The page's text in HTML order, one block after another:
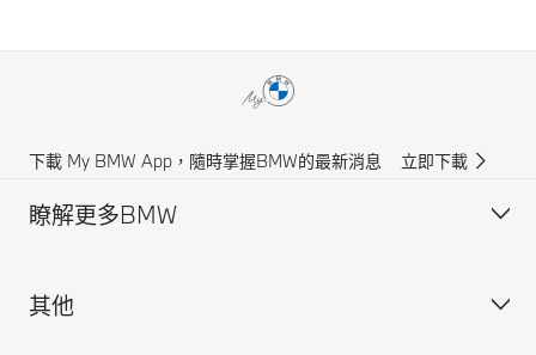
下載 My BMW App，隨時掌握BMW的最新消息 立即下載
瞭解更多BMW
獲得BMW最新消息
其他